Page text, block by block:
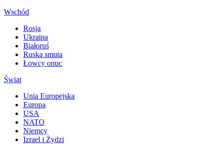
Wschód
Rosja
Ukraina
Białoruś
Ruska smuta
Łowcy onuc
Świat
Unia Europejska
Europa
USA
NATO
Niemcy
Izrael i Żydzi